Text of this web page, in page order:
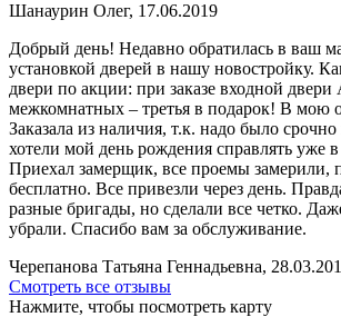
Шанаурин Олег, 17.06.2019
Добрый день! Недавно обратилась в ваш
установкой дверей в нашу новостройку.
двери по акции: при заказе входной двери
межкомнатных – третья в подарок! В мою
Заказала из наличия, т.к. надо было срочно
хотели мой день рождения справлять уже
Приехал замерщик, все проемы замерили,
бесплатно. Все привезли через день.
разные бригады, но сделали все четко.
убрали. Спасибо вам за обслуживание.
Черепанова Татьяна Геннадьевна,
Смотреть все отзывы
Нажмите, чтобы посмотреть карту